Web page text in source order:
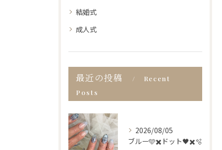
結婚式
成人式
最近の投稿
Recent
Posts
2026/08/05
ブルー🩵✖️ドット🖤✖️🫧